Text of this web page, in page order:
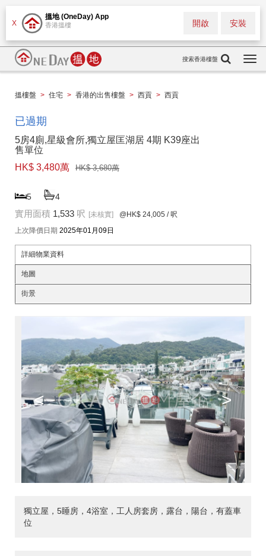
X
搵地 (OneDay) App
香港搵樓 安裝
開啟
搜索香港樓盤
搵樓盤 > 住宅 > 香港的出售樓盤 > 西貢 > 西貢
已過期
5房4廁,星級會所,獨立屋匡湖居 4期 K39座出
售單位
HK$ 3,480萬
HK$ 3,680萬
5 4
實用面積 1,533 呎 [未核實] @HK$ 24,005 / 呎
上次降價日期 2025年01月09日
詳細物業資料
地圖
街景
< >
獨立屋，5睡房，4浴室，工人房套房，露台，陽台，有蓋車
位